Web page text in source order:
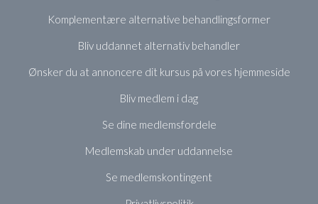
Komplementære alternative behandlingsformer
Bliv uddannet alternativ behandler
Ønsker du at annoncere dit kursus på vores hjemmeside
Bliv medlem i dag
Se dine medlemsfordele
Medlemskab under uddannelse
Se medlemskontingent